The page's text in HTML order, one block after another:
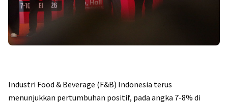
Industri Food & Beverage (F&B) Indonesia terus
menunjukkan pertumbuhan positif, pada angka 7-8% di